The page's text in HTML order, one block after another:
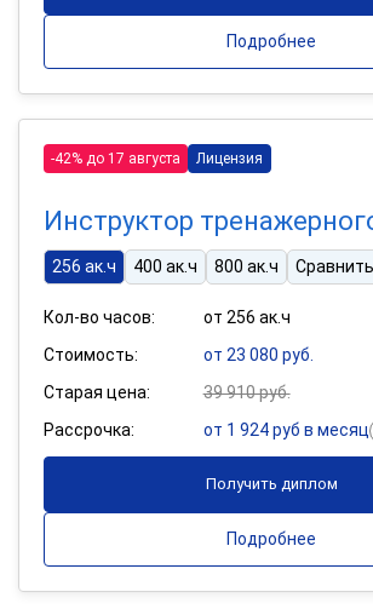
Подробнее
-42% до 17 августа Лицензия
Инструктор
256 ак.ч 400 ак.ч 800 ак.ч Сравнить
Кол-во часов:
от 256 ак.ч
Стоимость:
от 23 080 руб.
Старая цена:
39 910 руб.
Рассрочка:
от 1 924 руб в месяц
Получить диплом
Подробнее